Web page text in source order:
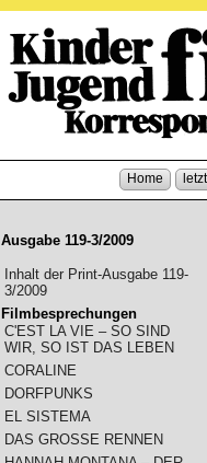
Home
Ausgabe 119-3/2009
Inhalt der Print-Ausgabe 119-
3/2009
Filmbesprechungen
C'EST LA VIE – SO SIND
WIR, SO IST DAS LEBEN
CORALINE
DORFPUNKS
EL SISTEMA
DAS GROSSE RENNEN